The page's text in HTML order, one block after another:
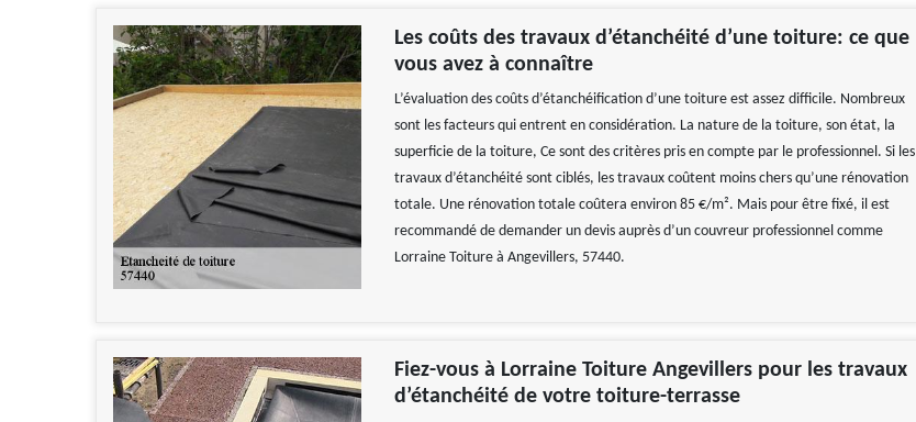
Les coûts des travaux d’étanchéité d’une toiture: ce que
vous avez à connaître
L’évaluation des coûts d’étanchéification d’une toiture est assez difficile. Nombreux
sont les facteurs qui entrent en considération. La nature de la toiture, son état, la
superficie de la toiture, Ce sont des critères pris en compte par le professionnel. Si les
travaux d’étanchéité sont ciblés, les travaux coûtent moins chers qu’une rénovation
totale. Une rénovation totale coûtera environ 85 €/m². Mais pour être fixé, il est
recommandé de demander un devis auprès d’un couvreur professionnel comme
Lorraine Toiture à Angevillers, 57440.
Fiez-vous à Lorraine Toiture Angevillers pour les travaux
d’étanchéité de votre toiture-terrasse